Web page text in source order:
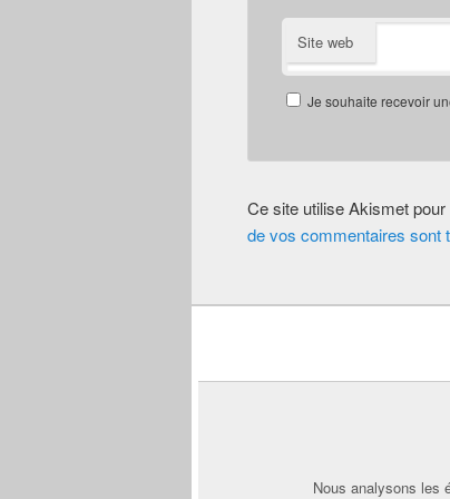
Site web
Je souhaite recevoir
Ce site utilise Akismet
de vos commentaires sont
Nous analysons les